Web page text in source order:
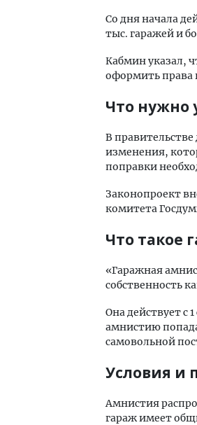
Со дня начала
тыс. гаражей и
Кабмин указал,
оформить права
Что нужно
В
изменения,
поправки
Законопроект
комитета
Что такое
«Гаражная
собственность
Она действует с
амнистию
самовольной
Условия и
Амнистия
гараж имеет